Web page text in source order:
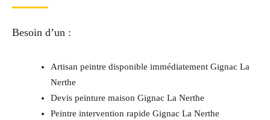
Besoin d’un :
Artisan peintre disponible immédiatement Gignac La
Nerthe
Devis peinture maison Gignac La Nerthe
Peintre intervention rapide Gignac La Nerthe